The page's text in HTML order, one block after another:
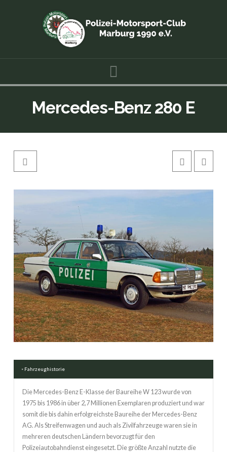
Mercedes-Benz 280 E
Fahrzeughistorie
Die Mercedes-Benz E-Klasse der Baureihe W 123 wurde von
1975 bis 1986 in über 2,7 Millionen Exemplaren produziert und war
somit die bis dahin erfolgreichste Baureihe der Mercedes-Benz
AG. Als Streifenwagen und auch als Zivilfahrzeuge waren sie in
mehreren deutschen Ländern bevorzugt für den
Polizeiautobahndienst eingesetzt. Die größte Anzahl nutzte die